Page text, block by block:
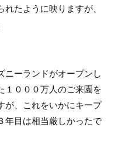
たように映りますが、
ニーランドがオープンし
１０００万人のご来園を
が、これをいかにキープ
年目は相当厳しかったで